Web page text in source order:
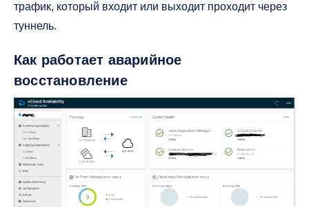
трафик, который входит или выходит проходит через
туннель.
Как работает аварийное
восстановление